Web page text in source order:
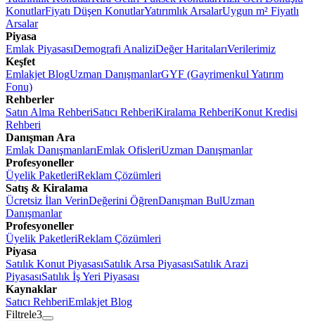
KonutlarFiyatı Düşen KonutlarYatırımlık ArsalarUygun m² Fiyatlı
Arsalar
Piyasa
Emlak PiyasasıDemografi AnaliziDeğer HaritalarıVerilerimiz
Keşfet
Emlakjet BlogUzman DanışmanlarGYF (Gayrimenkul Yatırım
Fonu)
Rehberler
Satın Alma RehberiSatıcı RehberiKiralama RehberiKonut Kredisi
Rehberi
Danışman Ara
Emlak DanışmanlarıEmlak OfisleriUzman Danışmanlar
Profesyoneller
Üyelik PaketleriReklam Çözümleri
Satış & Kiralama
Ücretsiz İlan VerinDeğerini ÖğrenDanışman BulUzman
Danışmanlar
Profesyoneller
Üyelik PaketleriReklam Çözümleri
Piyasa
Satılık Konut PiyasasıSatılık Arsa PiyasasıSatılık Arazi
PiyasasıSatılık İş Yeri Piyasası
Kaynaklar
Satıcı RehberiEmlakjet Blog
Filtrele3